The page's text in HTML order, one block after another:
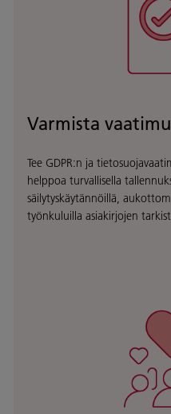
Varmista
Tee GDPR:n ja
helppoa turvallisella
säilytyskäytännöillä,
työnkuluilla asiakirjojen